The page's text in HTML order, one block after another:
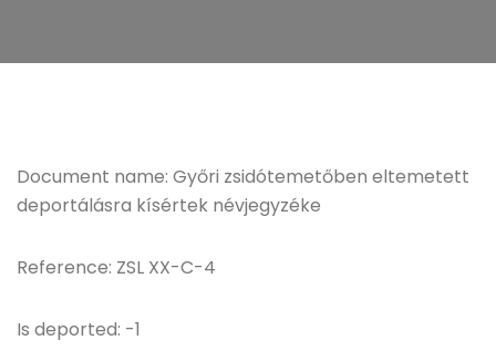
Document name: Győri zsidótemetőben eltemetett
deportálásra kísértek névjegyzéke
Reference: ZSL XX-C-4
Is deported: -1